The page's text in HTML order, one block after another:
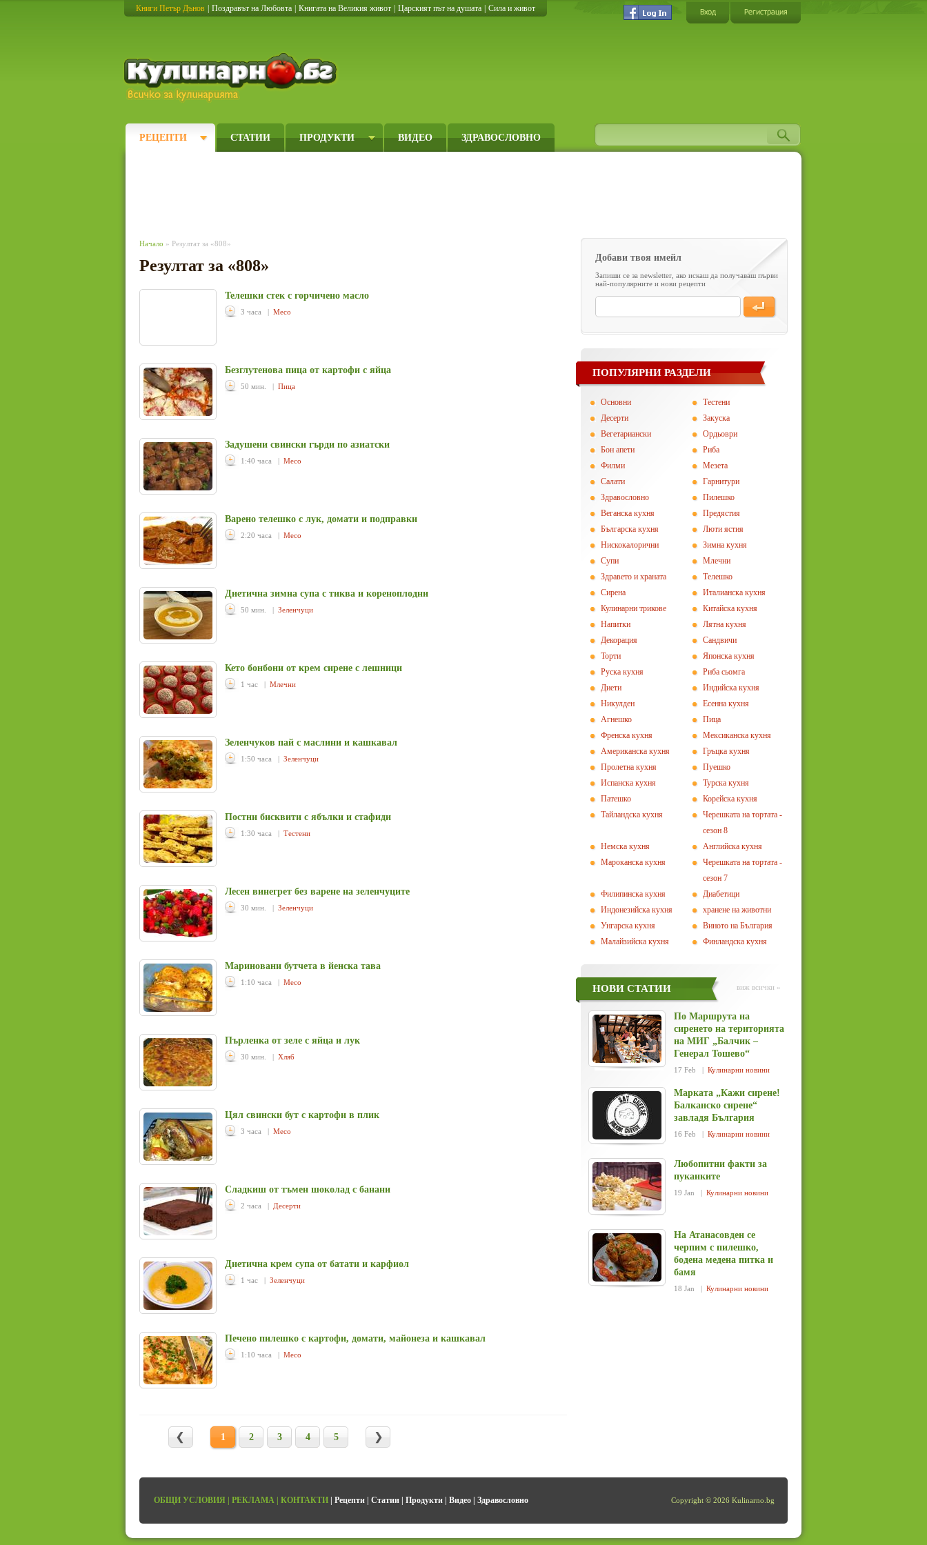
Книги Петър Дънов Поздравът на Любовта Книгата на Великия живот Царският път на душата Сила и живот
РЕЦЕПТИ СТАТИИ ПРОДУКТИ ВИДЕО ЗДРАВОСЛОВНО
Начало » Резултат за «808»
Резултат за «808»
Телешки стек с горчичено масло
3 часа | Месо
Безглутенова пица от картофи с яйца
50 мин. | Пица
Задушени свински гърди по азиатски
1:40 часа | Месо
Варено телешко с лук, домати и подправки
2:20 часа | Месо
Диетична зимна супа с тиква и кореноплодни
50 мин. | Зеленчуци
Кето бонбони от крем сирене с лешници
1 час | Млечни
Зеленчуков пай с маслини и кашкавал
1:50 часа | Зеленчуци
Постни бисквити с ябълки и стафиди
1:30 часа | Тестени
Лесен винегрет без варене на зеленчуците
30 мин. | Зеленчуци
Мариновани бутчета в йенска тава
1:10 часа | Месо
Пърленка от зеле с яйца и лук
30 мин. | Хляб
Цял свински бут с картофи в плик
3 часа | Месо
Сладкиш от тъмен шоколад с банани
2 часа | Десерти
Диетична крем супа от батати и карфиол
1 час | Зеленчуци
Печено пилешко с картофи, домати, майонеза и кашкавал
1:10 часа | Месо
1 2 3 4 5
Добави твоя имейл
Запиши се за newsletter, ако искаш да получаваш първи
най-популярните и нови рецепти
ПОПУЛЯРНИ РАЗДЕЛИ
Основни
Тестени
Десерти
Закуска
Вегeтариански
Ордьоври
Бон апети
Риба
Филми
Мезета
Салати
Гарнитури
Здравословно
Пилешко
Веганска кухня
Предястия
Българска кухня
Люти ястия
Нискокалорични
Зимна кухня
Супи
Млечни
Здравето и храната
Телешко
Сирена
Италианска кухня
Кулинарни трикове
Китайска кухня
Напитки
Лятна кухня
Декорация
Сандвичи
Торти
Японска кухня
Руска кухня
Риба сьомга
Диети
Индийска кухня
Никулден
Есенна кухня
Агнешко
Пица
Френска кухня
Мексиканска кухня
Американска кухня
Гръцка кухня
Пролетна кухня
Пуешко
Испанска кухня
Турска кухня
Патешко
Корейска кухня
Тайландска кухня
Черешката на тортата -
сезон 8
Немска кухня
Английска кухня
Мароканска кухня
Черешката на тортата -
сезон 7
Филипинска кухня
Диабетици
Индонезийска кухня
хранене на животни
Унгарска кухня
Виното на България
Малайзийска кухня
Финландска кухня
НОВИ СТАТИИ виж всички »
По Маршрута на
сиренето на територията
на МИГ „Балчик –
Генерал Тошево“
17 Feb | Кулинарни новини
Марката „Кажи сирене!
Балканско сирене“
завладя България
16 Feb | Кулинарни новини
Любопитни факти за
пуканките
19 Jan | Кулинарни новини
На Атанасовден се
черпим с пилешко,
бодена медена питка и
бамя
18 Jan | Кулинарни новини
ОБЩИ УСЛОВИЯ РЕКЛАМА КОНТАКТИ Рецепти Статии Продукти Видео Здравословно Copyright © 2026 Kulinarno.bg